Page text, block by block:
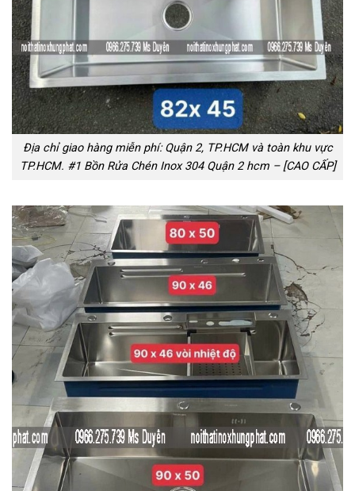
Địa chỉ giao hàng miễn phí: Quận 2, TP.HCM và toàn khu vực
TP.HCM. #1 Bồn Rửa Chén Inox 304 Quận 2 hcm – [CAO CẤP]